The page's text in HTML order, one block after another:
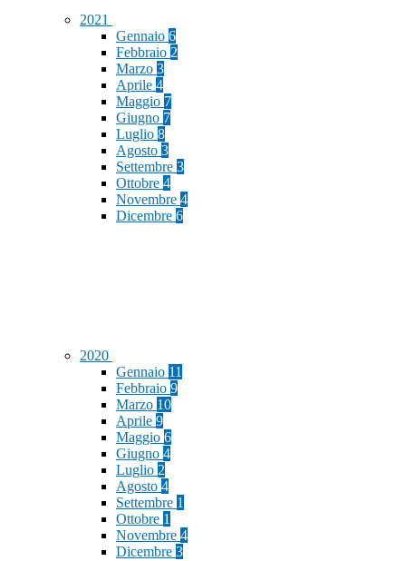
2021
Gennaio 6
Febbraio 2
Marzo 3
Aprile 4
Maggio 7
Giugno 7
Luglio 8
Agosto 3
Settembre 3
Ottobre 4
Novembre 4
Dicembre 6
2020
Gennaio 11
Febbraio 9
Marzo 10
Aprile 9
Maggio 6
Giugno 4
Luglio 2
Agosto 4
Settembre 1
Ottobre 1
Novembre 4
Dicembre 3